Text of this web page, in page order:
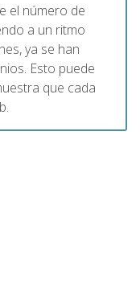
el número de
a un ritmo
ya se han
Esto puede
que cada